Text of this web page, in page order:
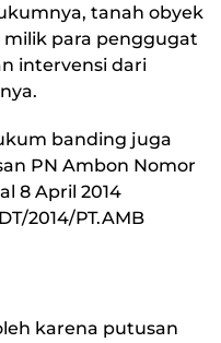
tanah obyek
para penggugat
intervensi dari
banding juga
PN Ambon Nomor
8 April 2014
2014/PT.AMB
karena putusan